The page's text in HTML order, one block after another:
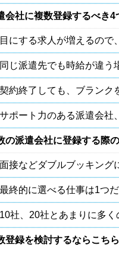
会社に複数登録するべき4
する求人が増えるので
派遣先でも時給が違う
終了しても、ブランク
ート力のある派遣会社
の派遣会社に登録する際
などダブルブッキング
的に選べる仕事は1つ
、20社とあまりに多く
登録を検討するならこち